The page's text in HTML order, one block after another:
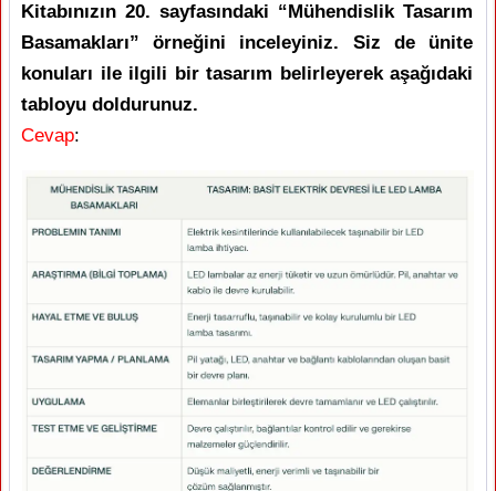
Kitabınızın 20. sayfasındaki “Mühendislik Tasarım
Basamakları” örneğini inceleyiniz. Siz de ünite
konuları ile ilgili bir tasarım belirleyerek aşağıdaki
tabloyu doldurunuz.
Cevap: